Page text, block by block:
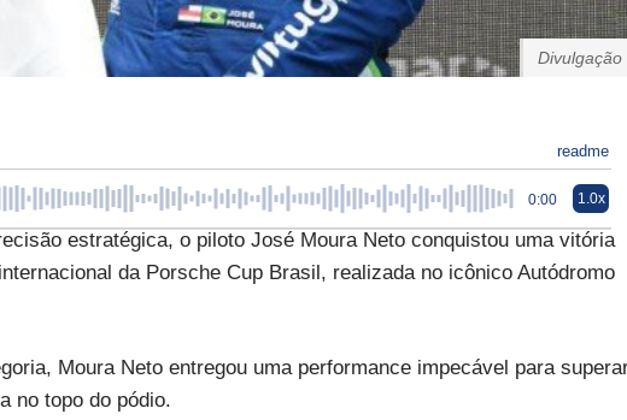
Divulgação
readme
0:00 1.0x
estratégica, o piloto José Moura Neto conquistou uma vitória
da Porsche Cup Brasil, realizada no icônico Autódromo
Moura Neto entregou uma performance impecável para
no topo do pódio.